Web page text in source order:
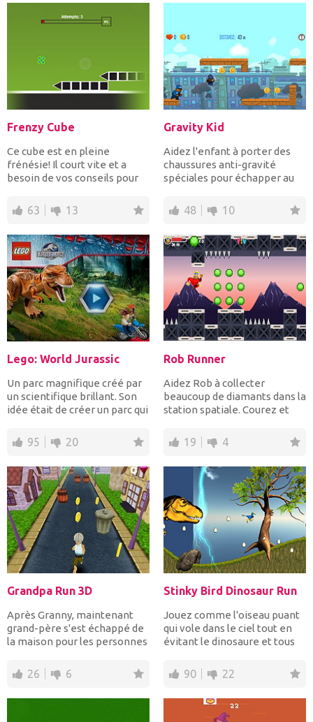
Frenzy Cube
Ce cube est en pleine
frénésie! Il court vite et a
besoin de vos conseils pour
63 13
Gravity Kid
Aidez l'enfant à porter des
chaussures anti-gravité
spéciales pour échapper au
48 10
Lego: World Jurassic
Un parc magnifique créé par
un scientifique brillant. Son
idée était de créer un parc qui
95 20
Rob Runner
Aidez Rob à collecter
beaucoup de diamants dans la
station spatiale. Courez et
19 4
Grandpa Run 3D
Après Granny, maintenant
grand-père s'est échappé de
la maison pour les personnes
26 6
Stinky Bird Dinosaur Run
Jouez comme l'oiseau puant
qui vole dans le ciel tout en
évitant le dinosaure et tous
90 22